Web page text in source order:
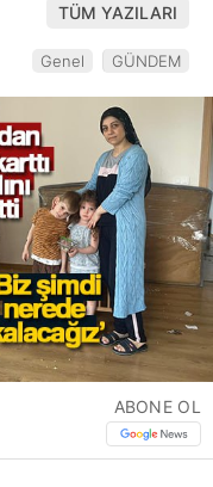
WhatsApp İhbar
Hattı
Facebook
Youtube
TÜM YAZILARI
Genel GÜNDEM
ABONE OL